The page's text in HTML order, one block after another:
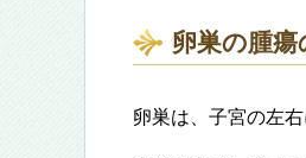
卵巣の腫瘍
卵巣は、子宮の左